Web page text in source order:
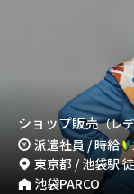
ショップ販売（レ
派遣社員 / 時給
東京都 / 池袋駅
池袋PARCO